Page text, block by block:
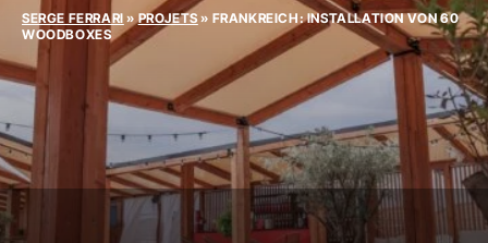
SERGE FERRARI »PROJETS » FRANKREICH: INSTALLATION VON 60
WOODBOXES